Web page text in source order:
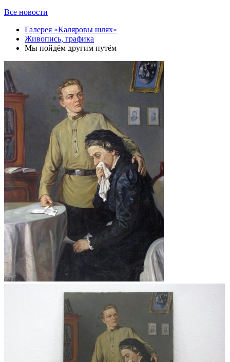
Все новости
Галерея «Каляровы шлях»
Живопись, графика
Мы пойдём другим путём